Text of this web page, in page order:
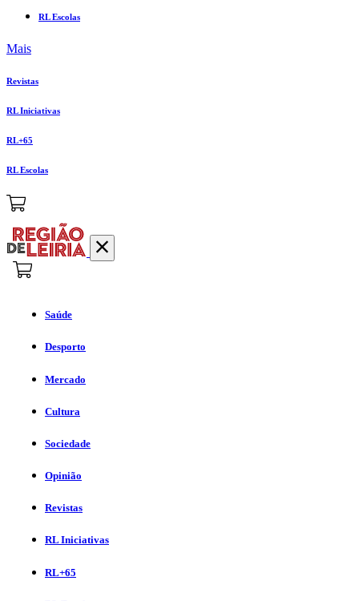
RL Escolas
Mais
Revistas
RL Iniciativas
RL+65
RL Escolas
Saúde
Desporto
Mercado
Cultura
Sociedade
Opinião
Revistas
RL Iniciativas
RL+65